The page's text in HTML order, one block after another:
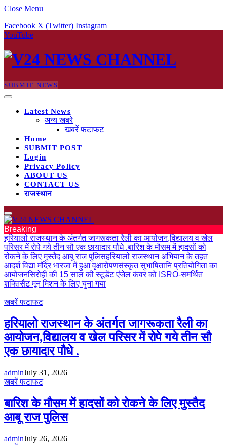
Close Menu
Facebook X (Twitter) Instagram
YouTube
SUBMIT NEWS
Latest News
अन्य खबरे
खबरें फटाफट
Home
SUBMIT POST
Login
Privacy Policy
ABOUT US
CONTACT US
राजस्थान
Breaking
हरियालो राजस्थान के अंतर्गत जागरूकता रैली का आयोजन,विद्यालय व खेल
परिसर में रोपे गये तीन सौ एक छायादार पौधे .बारिश के मौसम में हादसों को
रोकने के लिए मुस्तैद आबू राज पुलिसहरियालो राजस्थान अभियान के तहत
आदर्श विद्या मंदिर भारजा में हुआ वृक्षारोपणसंस्कृत सुभाषितानि प्रतियोगिता का
आयोजनसिरोही की 15 साल की स्टूडेंट एंजेल कंवर को ISRO-समर्थित
शक्तिसैट मून मिशन के लिए चुना गया
खबरें फटाफट
हरियालो राजस्थान के अंतर्गत जागरूकता रैली का
आयोजन,विद्यालय व खेल परिसर में रोपे गये तीन सौ
एक छायादार पौधे .
adminJuly 31, 2026
खबरें फटाफट
बारिश के मौसम में हादसों को रोकने के लिए मुस्तैद
आबू राज पुलिस
adminJuly 26, 2026